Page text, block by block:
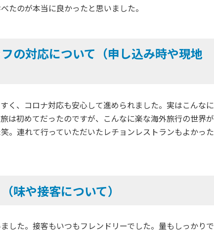
たのが本当に良かったと思いました。
の対応について（申し込み時や現地
く、コロナ対応も安心して進められました。実はこんなに
は初めてだったのですが、こんなに楽な海外旅行の世界が
。連れて行っていただいたレチョンレストランもよかった
味や接客について）
した。接客もいつもフレンドリーでした。量もしっかりで